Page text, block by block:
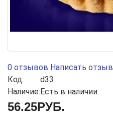
0 отзывов Написать отзыв
Код:
d33
Наличие:Есть в наличии
56.25РУБ.